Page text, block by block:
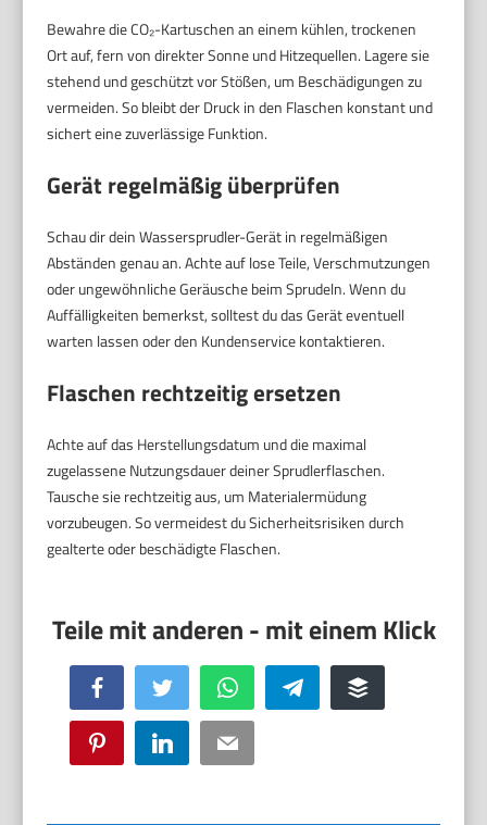
Bewahre die CO₂-Kartuschen an einem kühlen, trockenen
Ort auf, fern von direkter Sonne und Hitzequellen. Lagere sie
stehend und geschützt vor Stößen, um Beschädigungen zu
vermeiden. So bleibt der Druck in den Flaschen konstant und
sichert eine zuverlässige Funktion.
Gerät regelmäßig überprüfen
Schau dir dein Wassersprudler-Gerät in regelmäßigen
Abständen genau an. Achte auf lose Teile, Verschmutzungen
oder ungewöhnliche Geräusche beim Sprudeln. Wenn du
Auffälligkeiten bemerkst, solltest du das Gerät eventuell
warten lassen oder den Kundenservice kontaktieren.
Flaschen rechtzeitig ersetzen
Achte auf das Herstellungsdatum und die maximal
zugelassene Nutzungsdauer deiner Sprudlerflaschen.
Tausche sie rechtzeitig aus, um Materialermüdung
vorzubeugen. So vermeidest du Sicherheitsrisiken durch
gealterte oder beschädigte Flaschen.
Facebook Twitter WhatsApp Telegram Buffer
Pinterest LinkedIn Email